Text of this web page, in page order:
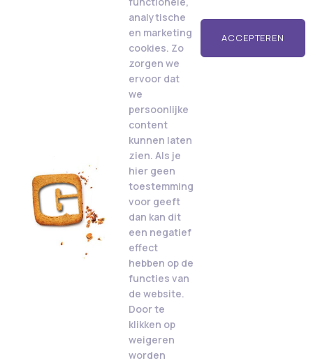
analytische
en marketing
cookies. Zo
zorgen we
ervoor dat
we
persoonlijke
content
kunnen laten
zien. Als je
hier geen
toestemming
voor geeft
dan kan dit
een negatief
effect
hebben op de
functies van
de website.
Door te
klikken op
weigeren
worden
ACCEPTEREN